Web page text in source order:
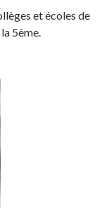
et écoles de
5ème.